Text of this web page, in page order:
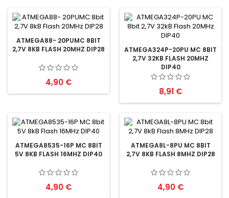
ATMEGA88- 20PUMC 8BIT
2,7V 8KB FLASH 20MHZ DIP28
Preis
4,90 €
ATMEGA324P-20PU MC 8BIT
2,7V 32KB FLASH 20MHZ
DIP40
Preis
8,91 €
ATMEGA8535-16P MC 8BIT
5V 8KB FLASH 16MHZ DIP40
Preis
4,90 €
ATMEGA8L-8PU MC 8BIT
2,7V 8KB FLASH 8MHZ DIP28
Preis
4,90 €